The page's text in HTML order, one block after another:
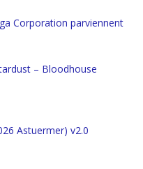
Corporation parviennent
– Bloodhouse
Astuermer) v2.0